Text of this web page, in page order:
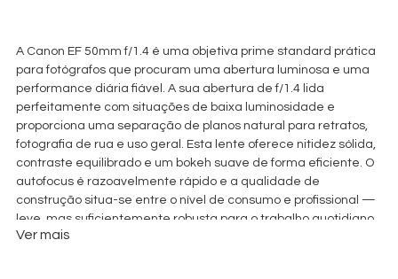
A Canon EF 50mm f/1.4 é uma objetiva prime standard prática
para fotógrafos que procuram uma abertura luminosa e uma
performance diária fiável. A sua abertura de f/1.4 lida
perfeitamente com situações de baixa luminosidade e
proporciona uma separação de planos natural para retratos,
fotografia de rua e uso geral. Esta lente oferece nitidez sólida,
contraste equilibrado e um bokeh suave de forma eficiente. O
autofocus é razoavelmente rápido e a qualidade de
construção situa-se entre o nível de consumo e profissional —
leve, mas suficientemente robusta para o trabalho quotidiano.
Ver mais